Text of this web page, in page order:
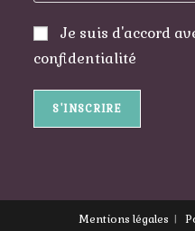
Je suis d'accord
confidentialité
Mentions légales